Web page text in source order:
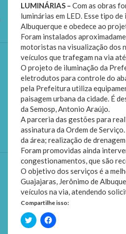
LUMINÁRIAS – Com as obras
luminárias em LED. Esse tipo
Albuquerque e obedece ao
Foram instalados
motoristas na visualização dos
veículos que trafegam na via
O projeto de iluminação da
eletrodutos para controle do
pela Prefeitura utiliza
paisagem urbana da cidade. É
da Semosp, Antonio Araújo.
A parceria das gestões para
assinatura da Ordem de
da área; realização de
Foram promovidas ainda
congestionamentos, que são
O objetivo dos serviços é a
Guajajaras, Jerônimo de
veículos na via, atendendo
Compartilhe isso:
Clique
para
Clique
para